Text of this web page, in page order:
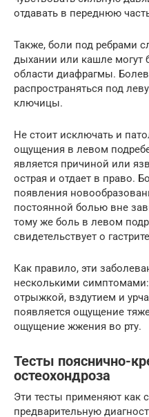
отдавать в переднюю
Также, боли под ребрами
дыхании или кашле могут
области диафрагмы.
распространяться под
ключицы.
Не стоит исключать и
ощущения в левом
является причиной или
острая и отдает в право.
появления
постоянной болью вне
тому же боль в левом
свидетельствует о
Как правило, эти
несколькими
отрыжкой, вздутием и
появляется ощущение
ощущение жжения во рту.
Тесты пояснично-
остеохондроза
Эти тесты применяют как
предварительную